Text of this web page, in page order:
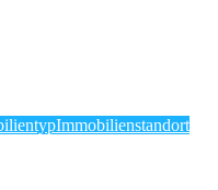
Immobilienstandort